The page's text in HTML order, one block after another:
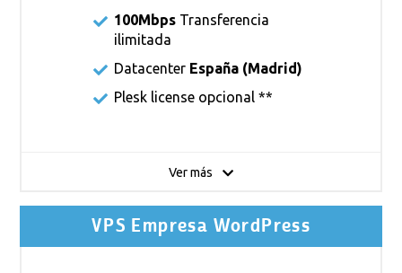
100Mbps Transferencia
ilimitada
Datacenter España (Madrid)
Plesk license opcional **
Ver más
VPS Empresa WordPress